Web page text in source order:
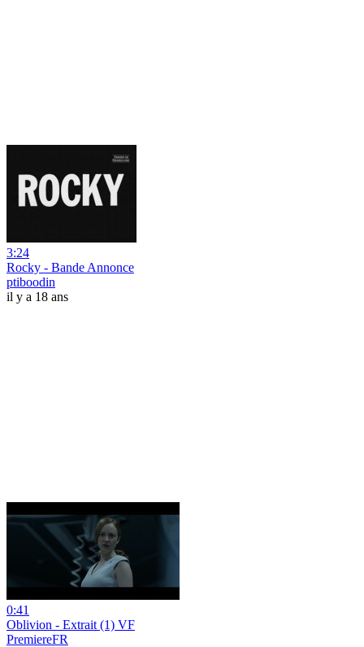
3:24
Rocky - Bande Annonce
ptiboodin
il y a 18 ans
0:41
Oblivion - Extrait (1) VF
PremiereFR